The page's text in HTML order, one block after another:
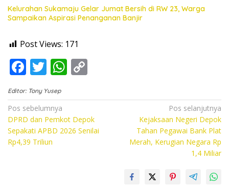
Kelurahan Sukamaju Gelar Jumat Bersih di RW 23, Warga
Sampaikan Aspirasi Penanganan Banjir
Post Views: 171
F
ac
e
b
o
o
T
w
itt
er
W
at
s
A
p
y
Li
Editor: Tony Yusep
Navigasi
pos
Pos sebelumnya
DPRD dan Pemkot Depok
Sepakati APBD 2026 Senilai
Rp4,39 Triliun
Pos selanjutnya
Kejaksaan Negeri Depok
Tahan Pegawai Bank Plat
Merah, Kerugian Negara Rp
1,4 Miliar